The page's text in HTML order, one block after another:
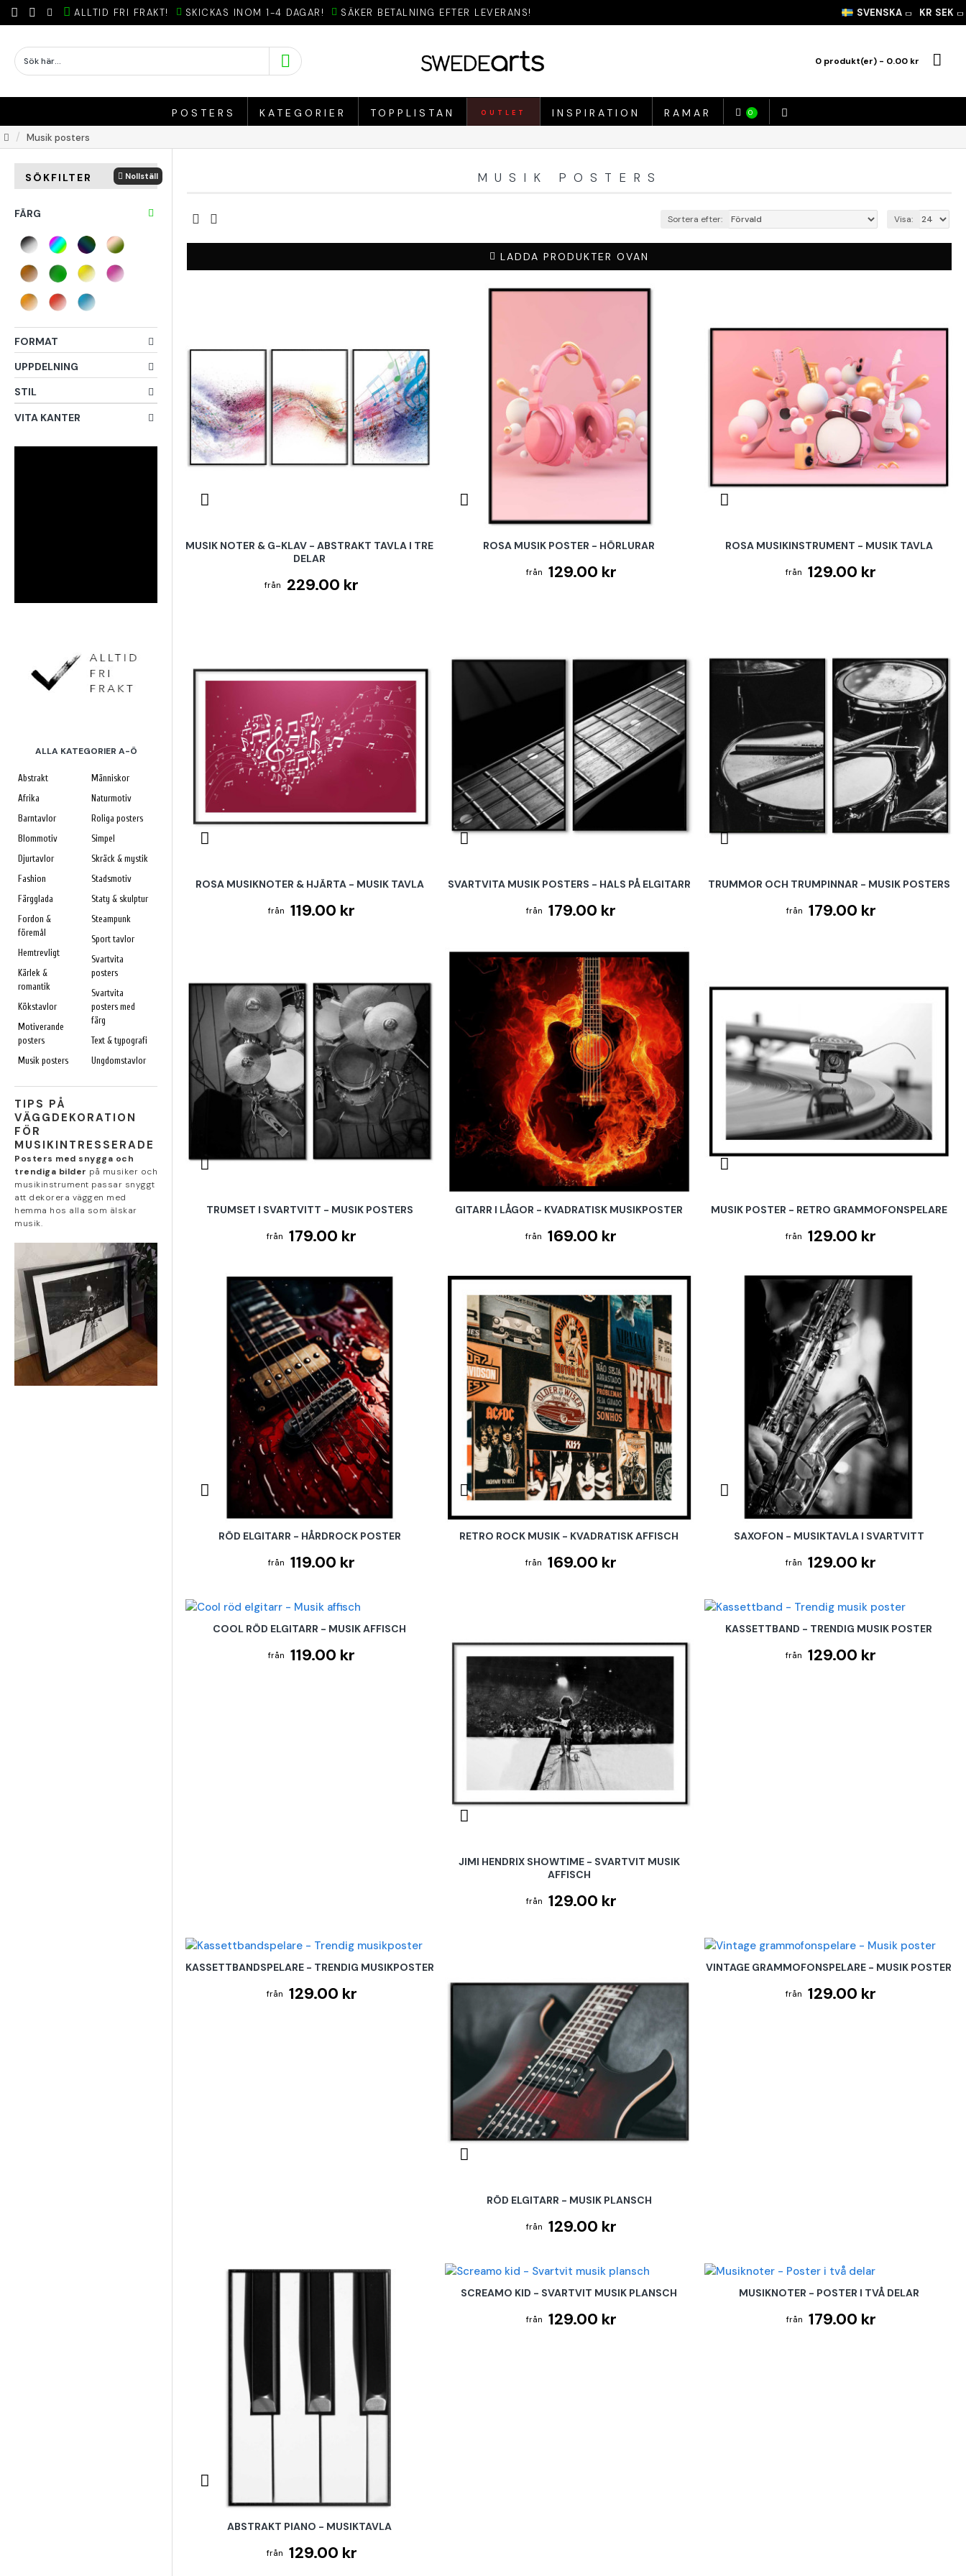
ALLTID FRI FRAKT! SKICKAS INOM 1-4 DAGAR! SÄKER BETALNING EFTER LEVERANS! SVENSKA KR SEK
0 produkt(er) - 0.00 kr
POSTERS KATEGORIER TOPPLISTAN OUTLET INSPIRATION RAMAR 0
Musik posters
SÖKFILTER Nollställ
FÄRG
FORMAT
VITA KANTER
UPPDELNING
STIL
ALLA KATEGORIER A-Ö
Abstrakt
Afrika
Barntavlor
Blommotiv
Djurtavlor
Fashion
Färgglada
Fordon &
föremål
Hemtrevligt
Kärlek &
romantik
Kökstavlor
Motiverande
posters
Musik posters
Människor
Naturmotiv
Roliga posters
Simpel
Skräck & mystik
Stadsmotiv
Staty & skulptur
Steampunk
Sport tavlor
Svartvita
posters
Svartvita
posters med
färg
Text & typografi
Ungdomstavlor
TIPS PÅ
VÄGGDEKORATION
FÖR
MUSIKINTRESSERADE
Posters med snygga och
trendiga bilder på musiker och
musikinstrument passar snyggt
att dekorera väggen med
hemma hos alla som älskar
musik.
MUSIK POSTERS
Sortera efter: Visa:
LADDA PRODUKTER OVAN
MUSIK NOTER & G-KLAV - ABSTRAKT TAVLA I TRE
DELAR
229.00 kr
ROSA MUSIK POSTER - HÖRLURAR
129.00 kr
ROSA MUSIKINSTRUMENT - MUSIK TAVLA
129.00 kr
ROSA MUSIKNOTER & HJÄRTA - MUSIK TAVLA
119.00 kr
SVARTVITA MUSIK POSTERS - HALS PÅ ELGITARR
179.00 kr
TRUMMOR OCH TRUMPINNAR - MUSIK POSTERS
179.00 kr
TRUMSET I SVARTVITT - MUSIK POSTERS
179.00 kr
GITARR I LÅGOR - KVADRATISK MUSIKPOSTER
169.00 kr
MUSIK POSTER - RETRO GRAMMOFONSPELARE
129.00 kr
RÖD ELGITARR - HÅRDROCK POSTER
119.00 kr
RETRO ROCK MUSIK - KVADRATISK AFFISCH
169.00 kr
SAXOFON - MUSIKTAVLA I SVARTVITT
129.00 kr
COOL RÖD ELGITARR - MUSIK AFFISCH
119.00 kr
JIMI HENDRIX SHOWTIME - SVARTVIT MUSIK
AFFISCH
129.00 kr
KASSETTBAND - TRENDIG MUSIK POSTER
129.00 kr
KASSETTBANDSPELARE - TRENDIG MUSIKPOSTER
129.00 kr
RÖD ELGITARR - MUSIK PLANSCH
129.00 kr
VINTAGE GRAMMOFONSPELARE - MUSIK POSTER
129.00 kr
ABSTRAKT PIANO - MUSIKTAVLA
129.00 kr
SCREAMO KID - SVARTVIT MUSIK PLANSCH
129.00 kr
MUSIKNOTER - POSTER I TVÅ DELAR
179.00 kr